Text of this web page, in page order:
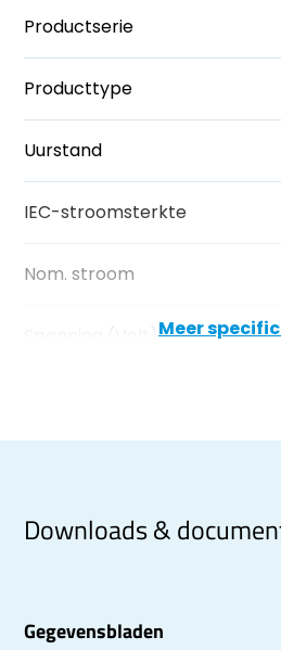
Productserie
Producttype
Uurstand
IEC-stroomsterkte
Nom. stroom
Spanning (Volt)Meer
Downloads &
Gegevensbladen